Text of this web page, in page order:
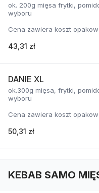
ok. 200g mięsa frytki,
wyboru
Cena zawiera koszt
43,31 zł
DANIE XL
ok.300g mięsa, frytki,
wyboru
Cena zawiera koszt
50,31 zł
KEBAB SAMO